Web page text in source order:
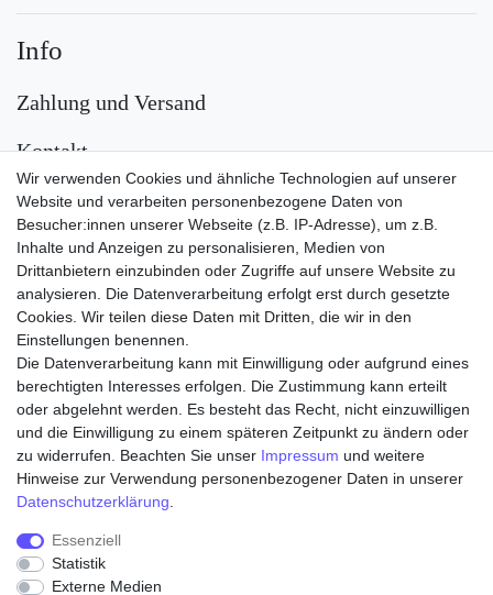
Wir verwenden Cookies und ähnliche Technologien auf unserer
Website und verarbeiten personenbezogene Daten von
Besucher:innen unserer Webseite (z.B. IP-Adresse), um z.B.
Inhalte und Anzeigen zu personalisieren, Medien von
Drittanbietern einzubinden oder Zugriffe auf unsere Website zu
analysieren. Die Datenverarbeitung erfolgt erst durch gesetzte
Cookies. Wir teilen diese Daten mit Dritten, die wir in den
Einstellungen benennen.
Die Datenverarbeitung kann mit Einwilligung oder aufgrund eines
berechtigten Interesses erfolgen. Die Zustimmung kann erteilt
oder abgelehnt werden. Es besteht das Recht, nicht einzuwilligen
und die Einwilligung zu einem späteren Zeitpunkt zu ändern oder
zu widerrufen. Beachten Sie unser Impressum und weitere
Hinweise zur Verwendung personenbezogener Daten in unserer
Daten­schutz­erklärung
Essenziell
Statistik
Externe Medien
Info
Zahlung und Versand
Kontakt
Versand
Zahlungsarten